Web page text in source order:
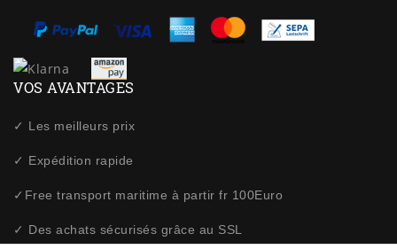
VOS AVANTAGES
✓ Les meilleurs prix
✓ Expédition rapide
✓Free transport maritime à partir fr 100Euro
✓ Des achats sécurisés grâce au SSL